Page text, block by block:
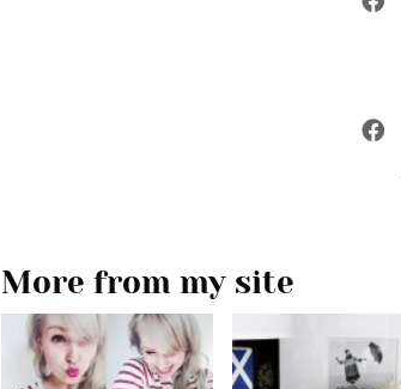
More from my site